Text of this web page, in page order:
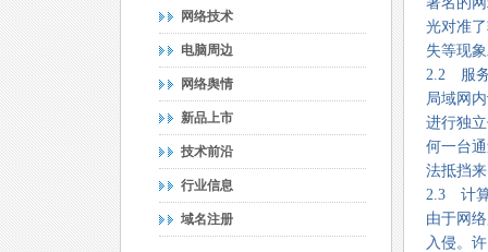
网络技术
电脑周边
网络舆情
新品上市
技术前沿
行业信息
域名注册
光对准
失等现
2.2 服务
局域网
进行独
何一台
法抵挡
2.3 计算
由于网
入侵。